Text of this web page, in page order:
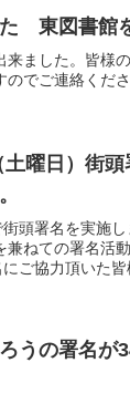
東図書館
ました。皆様
でご連絡くださ
曜日）街頭
。
署名を実施し
ねての署名活
ご協力頂いた皆
うの署名が